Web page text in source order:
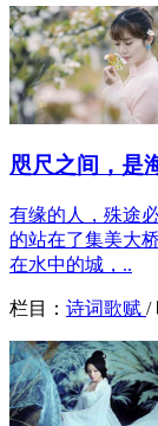
咫尺之间，是
有缘的人，殊途
的站在了集美大
在水中的城，..
栏目： 诗词歌赋 /